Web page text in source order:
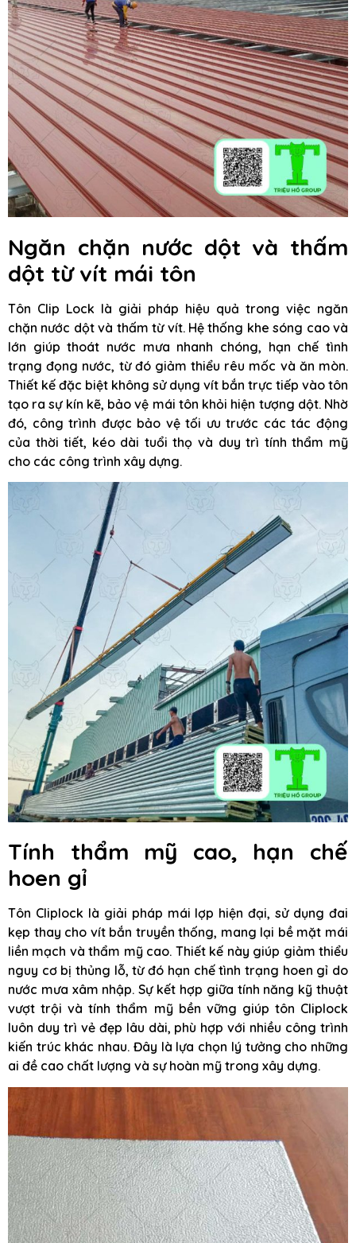
Ngăn chặn nước dột và thấm
dột từ vít mái tôn
Tôn Clip Lock là giải pháp hiệu quả trong việc ngăn
chặn nước dột và thấm từ vít. Hệ thống khe sóng cao và
lớn giúp thoát nước mưa nhanh chóng, hạn chế tình
trạng đọng nước, từ đó giảm thiểu rêu mốc và ăn mòn.
Thiết kế đặc biệt không sử dụng vít bắn trực tiếp vào tôn
tạo ra sự kín kẽ, bảo vệ mái tôn khỏi hiện tượng dột. Nhờ
đó, công trình được bảo vệ tối ưu trước các tác động
của thời tiết, kéo dài tuổi thọ và duy trì tính thẩm mỹ
cho các công trình xây dựng.
Tính thẩm mỹ cao, hạn chế
hoen gỉ
Tôn Cliplock là giải pháp mái lợp hiện đại, sử dụng đai
kẹp thay cho vít bắn truyền thống, mang lại bề mặt mái
liền mạch và thẩm mỹ cao. Thiết kế này giúp giảm thiểu
nguy cơ bị thủng lỗ, từ đó hạn chế tình trạng hoen gỉ do
nước mưa xâm nhập. Sự kết hợp giữa tính năng kỹ thuật
vượt trội và tính thẩm mỹ bền vững giúp tôn Cliplock
luôn duy trì vẻ đẹp lâu dài, phù hợp với nhiều công trình
kiến trúc khác nhau. Đây là lựa chọn lý tưởng cho những
ai đề cao chất lượng và sự hoàn mỹ trong xây dựng.